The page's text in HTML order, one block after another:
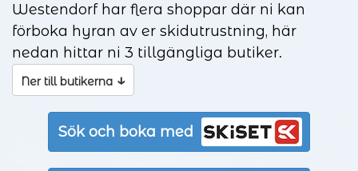
Westendorf har flera shoppar där ni kan
förboka hyran av er skidutrustning, här
nedan hittar ni 3 tillgängliga butiker.
Ner till butikerna ↓
Sök och boka med